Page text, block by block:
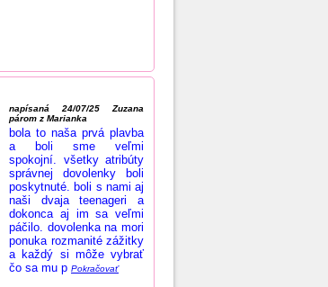
napísaná 24/07/25 Zuzana
párom z Marianka
bola to naša prvá plavba
a boli sme veľmi
spokojní. všetky atribúty
správnej dovolenky boli
poskytnuté. boli s nami aj
naši dvaja teenageri a
dokonca aj im sa veľmi
páčilo. dovolenka na mori
ponuka rozmanité zážitky
a každý si môže vybrať
čo sa mu p Pokračovať